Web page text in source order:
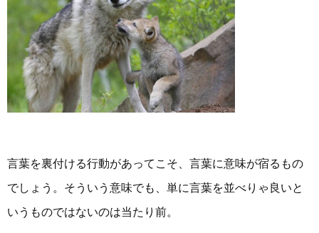
言葉を裏付ける行動があってこそ、言葉に意味が宿るもの
でしょう。そういう意味でも、単に言葉を並べりゃ良いと
いうものではないのは当たり前。